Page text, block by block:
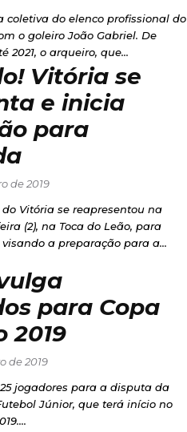
coletiva do elenco profissional do
o goleiro João Gabriel. De
2021, o arqueiro, que...
Vitória se
e inicia
para
de 2019
Vitória se reapresentou na
(2), na Toca do Leão, para
a preparação para a...
para Copa
2019
de 2019
jogadores para a disputa da
Júnior, que terá início no